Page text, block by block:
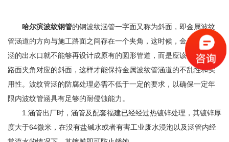
哈尔滨波纹钢管的钢波纹涵管一字面又称为斜面，即金属波纹
管涵道的方向与施工路面之间存在一个夹角，这时候，金属波纹管
涵的出水口就不能够再设计成原有的圆形管道，而是应该设计成与
路面夹角对应的斜面，这样才能保持金属波纹管涵道的不乱性和实
用性。波纹管涵的防腐处理必需不低于一定的要求，以确保一定年
限内波纹管涵具有足够的耐侵蚀能力。
1.涵管出厂时，涵管及配套福建已经经过热镀锌处理，其镀锌厚
度大于64微米，在没有盐碱水或者有害工业废水浸泡以及涵管内经